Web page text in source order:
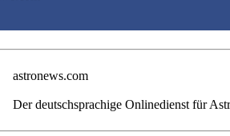
astronews.com
Der deutschsprachige Onlinedienst für